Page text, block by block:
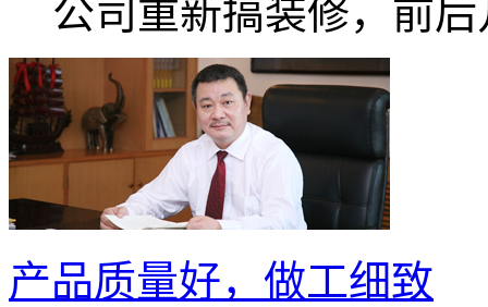
公司重新搞装修，前后
产品质量好，做工细致